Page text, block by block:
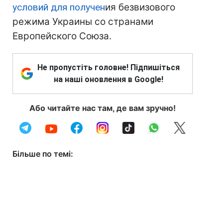
условий для получения безвизового
режима Украины со странами
Европейского Союза.
Не пропустіть головне! Підпишіться
на наші оновлення в Google!
Або читайте нас там, де вам зручно!
Більше по темі: